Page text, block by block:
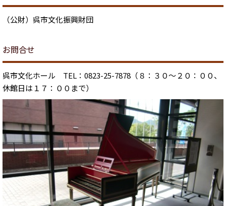
（公財）呉市文化振興財団
お問合せ
呉市文化ホール TEL：0823-25-7878（８：３０～２０：００、
休館日は１７：００まで）